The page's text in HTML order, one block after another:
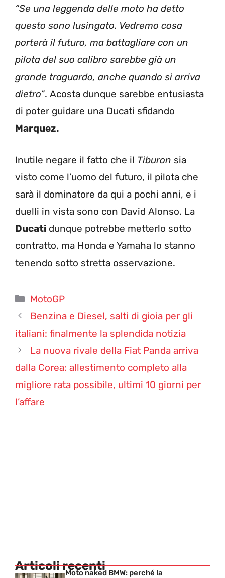
“Se una leggenda delle moto ha detto
questo sono lusingato. Vedremo cosa
porterà il futuro, ma battagliare con un
pilota del suo calibro sarebbe già un
grande traguardo, anche quando si arriva
dietro”. Acosta dunque sarebbe entusiasta
di poter guidare una Ducati sfidando
Marquez.
Inutile negare il fatto che il Tiburon sia
visto come l’uomo del futuro, il pilota che
sarà il dominatore da qui a pochi anni, e i
duelli in vista sono con David Alonso. La
Ducati dunque potrebbe metterlo sotto
contratto, ma Honda e Yamaha lo stanno
tenendo sotto stretta osservazione.
Categorie
MotoGP
Benzina e Diesel, salti di gioia per gli
italiani: finalmente la splendida notizia
La nuova rivale della Fiat Panda arriva
dalla Corea: allestimento completo alla
migliore rata possibile, ultimi 10 giorni per
l’affare
Articoli recentiMoto naked BMW: perché la